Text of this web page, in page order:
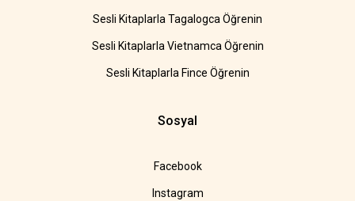
Sesli Kitaplarla Tagalogca Öğrenin
Sesli Kitaplarla Vietnamca Öğrenin
Sesli Kitaplarla Fince Öğrenin
Sosyal
Facebook
Instagram